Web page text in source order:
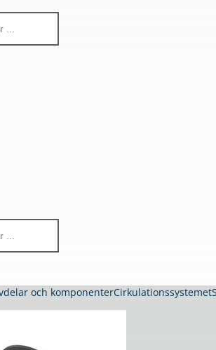
och komponenterCirkulationssystemet